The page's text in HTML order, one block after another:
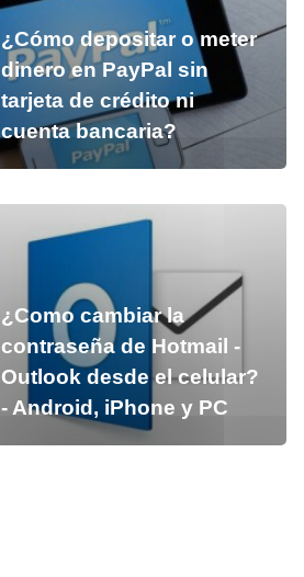
¿Cómo depositar o meter
dinero en PayPal sin
tarjeta de crédito ni
cuenta bancaria?
¿Como cambiar la
contraseña de Hotmail -
Outlook desde el celular?
- Android, iPhone y PC